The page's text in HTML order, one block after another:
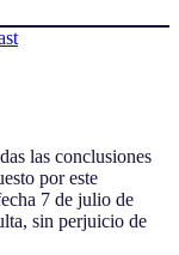
las conclusiones
por este
7 de julio de
sin perjuicio de